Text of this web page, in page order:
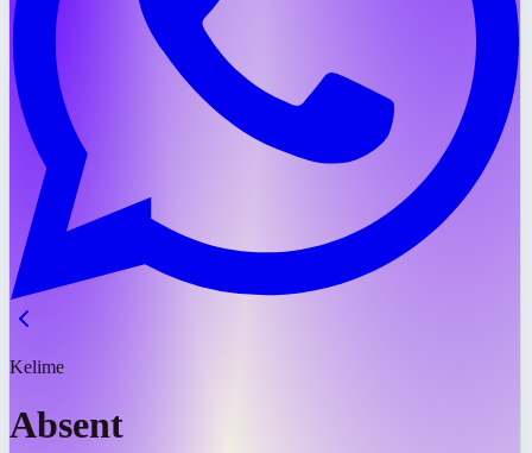
Kelime
Absent